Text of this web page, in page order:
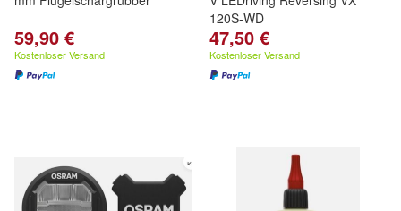
59,90 €
Kostenloser Versand
120S-WD
47,50 €
Kostenloser Versand